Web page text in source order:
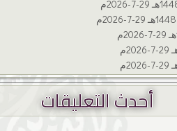
أحدث التعليقات